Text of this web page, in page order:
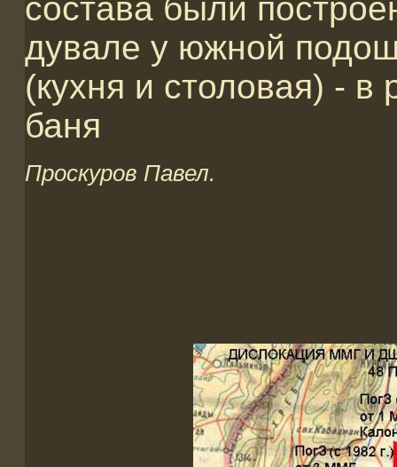
состава были
дувале у южной
(кухня и столовая) -
баня
Проскуров Павел.